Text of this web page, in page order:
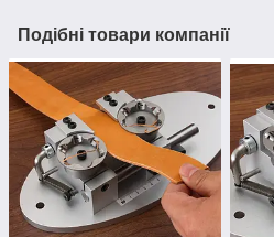
Подібні товари компанії